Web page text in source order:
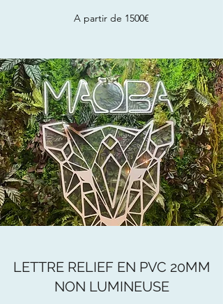
LETTRE RELIEF EN PVC 20MM
NON LUMINEUSE
​A partir de 1500€